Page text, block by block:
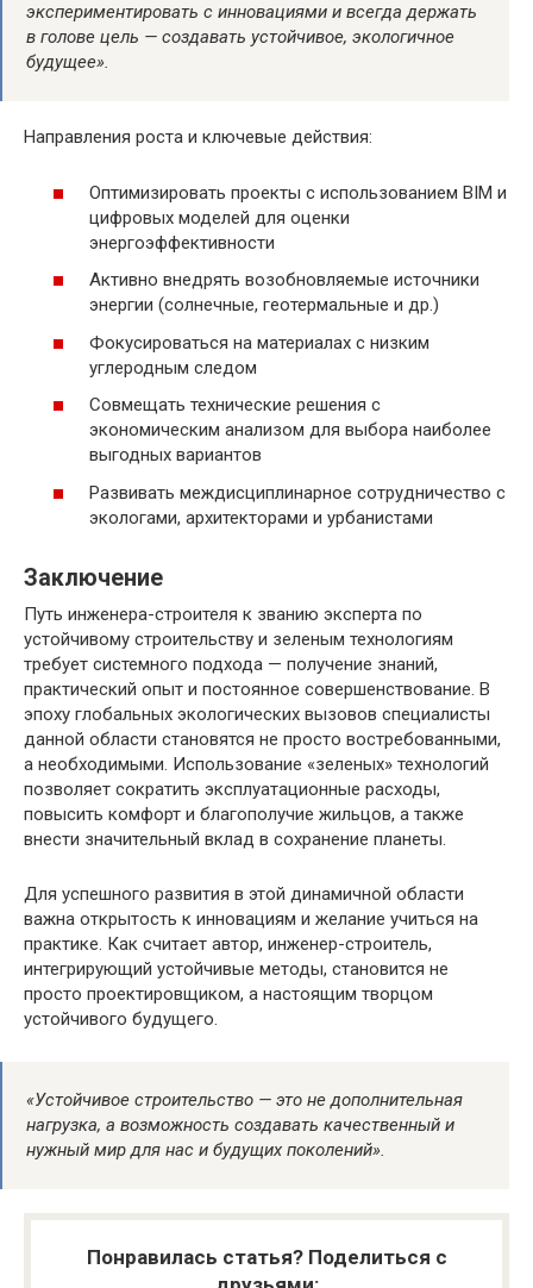
экспериментировать с инновациями и всегда держать
в голове цель — создавать устойчивое, экологичное
будущее».
Направления роста и ключевые действия:
Оптимизировать проекты с использованием BIM и
цифровых моделей для оценки
энергоэффективности
Активно внедрять возобновляемые источники
энергии (солнечные, геотермальные и др.)
Фокусироваться на материалах с низким
углеродным следом
Совмещать технические решения с
экономическим анализом для выбора наиболее
выгодных вариантов
Развивать междисциплинарное сотрудничество с
экологами, архитекторами и урбанистами
Заключение
Путь инженера-строителя к званию эксперта по
устойчивому строительству и зеленым технологиям
требует системного подхода — получение знаний,
практический опыт и постоянное совершенствование. В
эпоху глобальных экологических вызовов специалисты
данной области становятся не просто востребованными,
а необходимыми. Использование «зеленых» технологий
позволяет сократить эксплуатационные расходы,
повысить комфорт и благополучие жильцов, а также
внести значительный вклад в сохранение планеты.
Для успешного развития в этой динамичной области
важна открытость к инновациям и желание учиться на
практике. Как считает автор, инженер-строитель,
интегрирующий устойчивые методы, становится не
просто проектировщиком, а настоящим творцом
устойчивого будущего.
«Устойчивое строительство — это не дополнительная
нагрузка, а возможность создавать качественный и
нужный мир для нас и будущих поколений».
Понравилась статья? Поделиться с